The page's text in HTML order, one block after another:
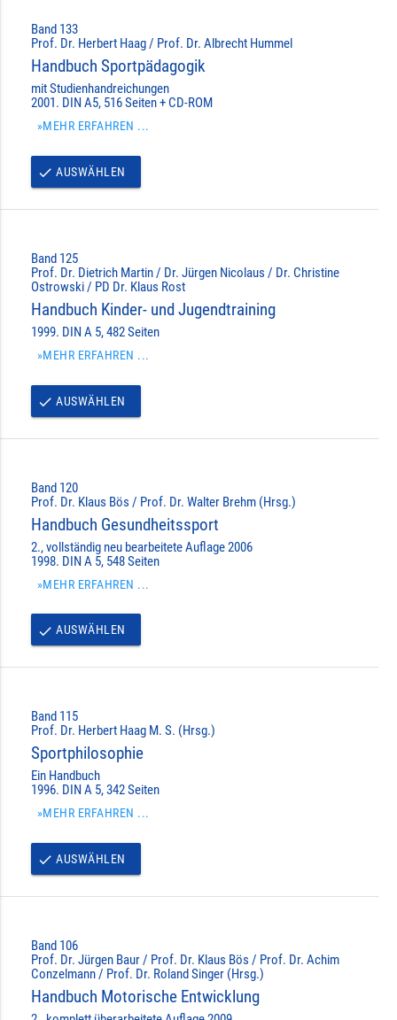
Band 133
Prof. Dr. Herbert Haag / Prof. Dr. Albrecht Hummel
Handbuch Sportpädagogik
mit Studienhandreichungen
2001. DIN A5, 516 Seiten + CD-ROM
»MEHR ERFAHREN ...
done AUSWÄHLEN
Band 125
Prof. Dr. Dietrich Martin / Dr. Jürgen Nicolaus / Dr. Christine
Ostrowski / PD Dr. Klaus Rost
Handbuch Kinder- und Jugendtraining
1999. DIN A 5, 482 Seiten
»MEHR ERFAHREN ...
done AUSWÄHLEN
Band 120
Prof. Dr. Klaus Bös / Prof. Dr. Walter Brehm (Hrsg.)
Handbuch Gesundheitssport
2., vollständig neu bearbeitete Auflage 2006
1998. DIN A 5, 548 Seiten
»MEHR ERFAHREN ...
done AUSWÄHLEN
Band 115
Prof. Dr. Herbert Haag M. S. (Hrsg.)
Sportphilosophie
Ein Handbuch
1996. DIN A 5, 342 Seiten
»MEHR ERFAHREN ...
done AUSWÄHLEN
Band 106
Prof. Dr. Jürgen Baur / Prof. Dr. Klaus Bös / Prof. Dr. Achim
Conzelmann / Prof. Dr. Roland Singer (Hrsg.)
Handbuch Motorische Entwicklung